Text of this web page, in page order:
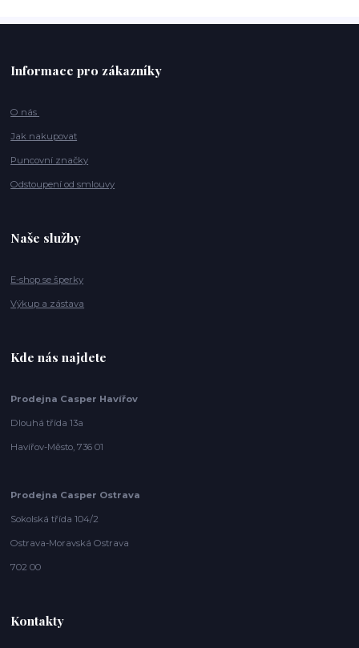
Informace pro zákazníky
O nás
Jak nakupovat
Puncovní značky
Odstoupení od smlouvy
Naše služby
E-shop se šperky
Výkup a zástava
Kde nás najdete
Prodejna Casper Havířov
Dlouhá třída 13a
Havířov-Město, 736 01
Prodejna Casper Ostrava
Sokolská třída 104/2
Ostrava-Moravská Ostrava
702 00
Kontakty